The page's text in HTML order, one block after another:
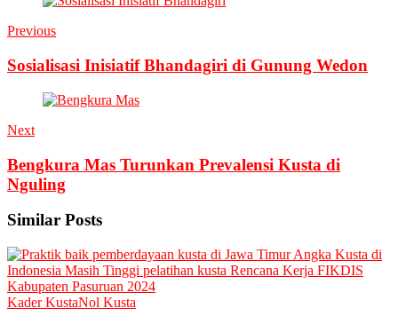
Previous
Sosialisasi Inisiatif Bhandagiri di Gunung Wedon
Next
Bengkura Mas Turunkan Prevalensi Kusta di
Nguling
Similar Posts
Kader KustaNol Kusta